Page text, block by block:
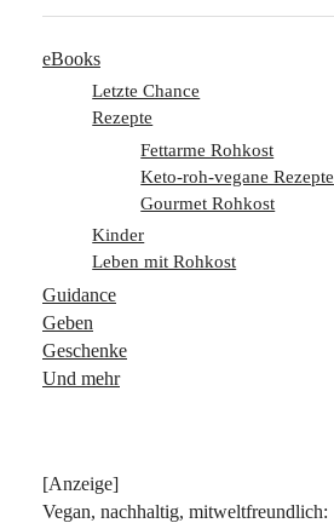
eBooks
Letzte Chance
Rezepte
Fettarme Rohkost
Keto-roh-vegane Rezepte
Gourmet Rohkost
Kinder
Leben mit Rohkost
Guidance
Geben
Geschenke
Und mehr
[Anzeige]
Vegan, nachhaltig, mitweltfreundlich: